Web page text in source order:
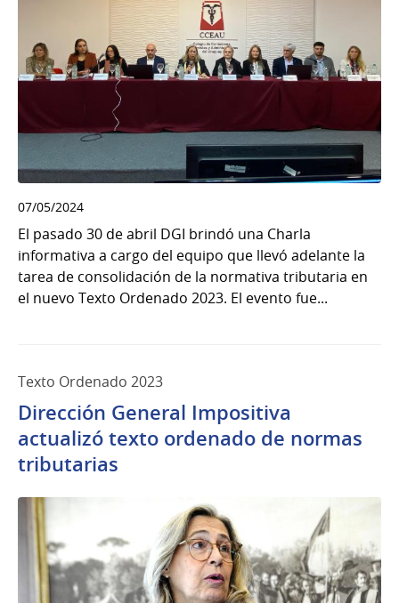
07/05/2024
El pasado 30 de abril DGI brindó una Charla
informativa a cargo del equipo que llevó adelante la
tarea de consolidación de la normativa tributaria en
el nuevo Texto Ordenado 2023. El evento fue...
Texto Ordenado 2023
Dirección General Impositiva
actualizó texto ordenado de normas
tributarias